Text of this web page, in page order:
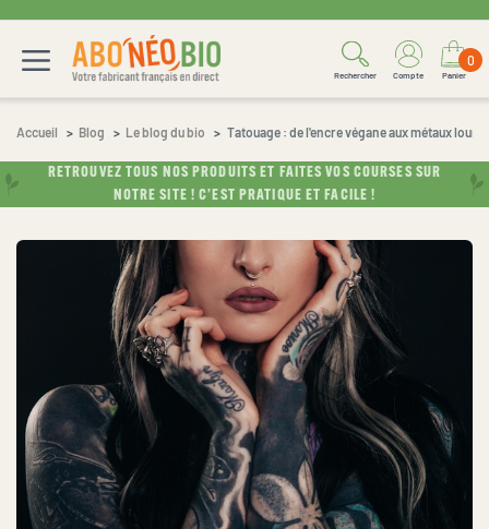
Rechercher Compte
0
Panier
Accueil Blog Le blog du bio Tatouage : de l'encre végane aux métaux
RETROUVEZ TOUS NOS PRODUITS ET FAITES VOS COURSES SUR
NOTRE SITE ! C’EST PRATIQUE ET FACILE !